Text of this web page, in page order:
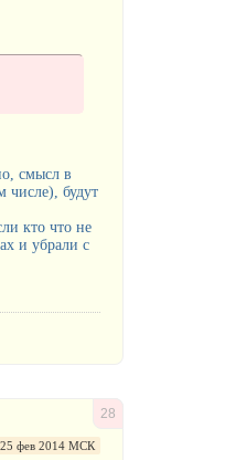
смысл в
числе), будут
кто что не
и убрали с
28
25 фев 2014 МСК